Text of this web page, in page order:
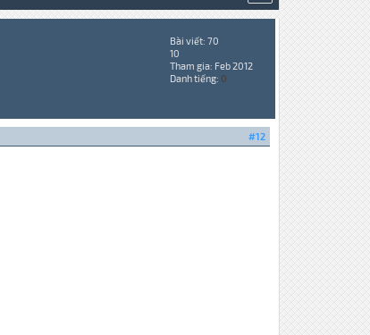
Bài viết: 70
10
Tham gia: Feb 2012
Danh tiếng: 0
#12